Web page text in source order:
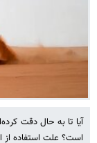
آیا تا به حال دقت
است؟ علت استفاده